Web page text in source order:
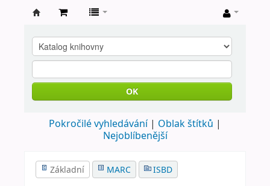
knihovna
Nové
Město
Metují
OK
Pokročilé vyhledávání
Oblak štítků
Nejoblíbenější
Základní MARC ISBD